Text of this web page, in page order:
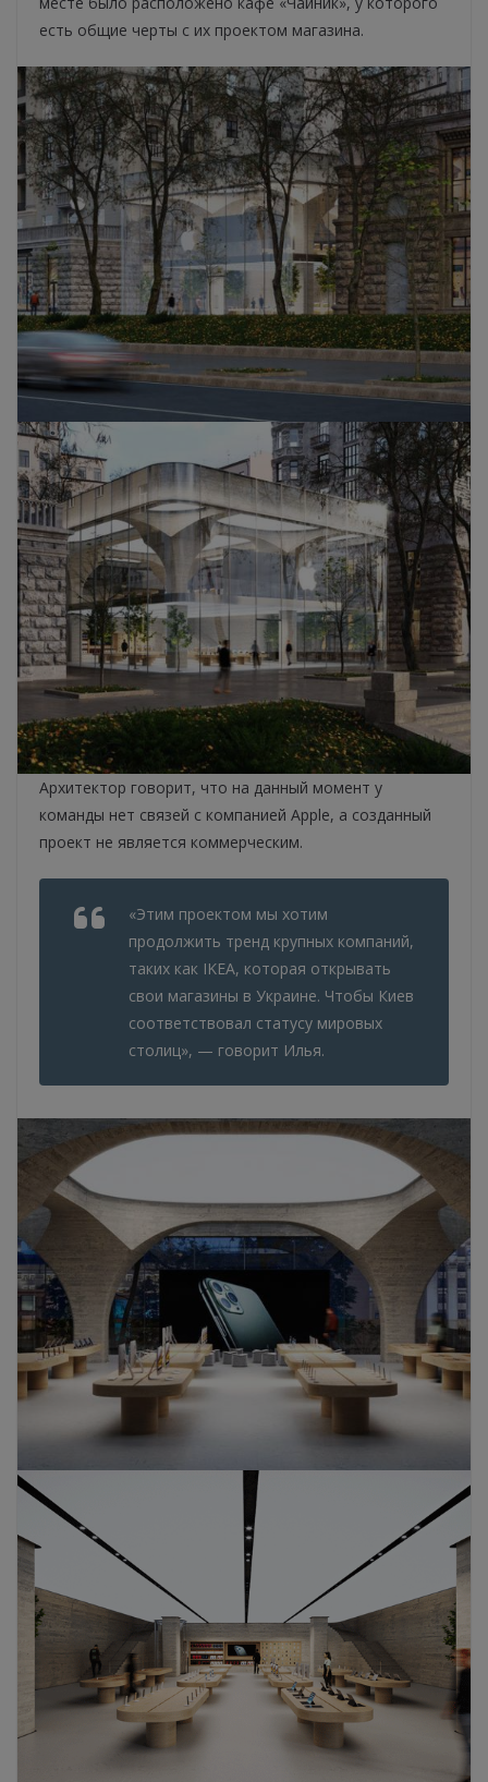
есть общие черты с их проектом магазина.
Архитектор говорит, что на данный момент у
команды нет связей с компанией Apple, а созданный
проект не является коммерческим.
«Этим проектом мы хотим
продолжить тренд крупных компаний,
таких как IKEA, которая открывать
свои магазины в Украине. Чтобы Киев
соответствовал статусу мировых
столиц», — говорит Илья.